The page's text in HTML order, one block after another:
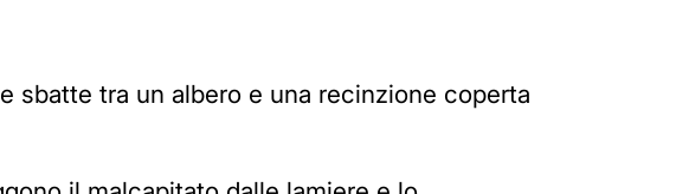
sbatte tra un albero e una recinzione coperta